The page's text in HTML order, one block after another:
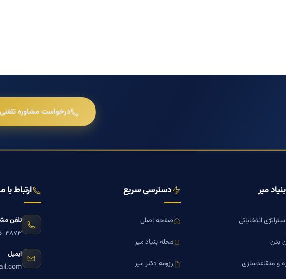
درخواست مشاوره تلفنی
میر
انتخاباتی
بدن
و متقاعدسازی
دسترسی سریع
صفحه اصلی
مجله بنیاد میر
رزومه دکتر میر
ارتباط با
تلفن
۰۹۱۲-
ایمیل